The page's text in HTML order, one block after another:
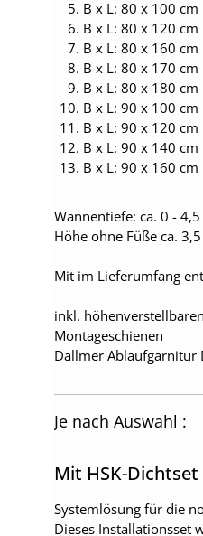
B x L: 80 x 100 cm
B x L: 80 x 120 cm
B x L: 80 x 160 cm
B x L: 80 x 170 cm
B x L: 80 x 180 cm
B x L: 90 x 100 cm
B x L: 90 x 120 cm
B x L: 90 x 140 cm
B x L: 90 x 160 cm
Wannentiefe: ca. 0 -
Höhe ohne Füße ca.
Mit im Lieferumfang
inkl.
Montageschienen
Dallmer Ablaufgarnitur
Je nach Auswahl :
Mit HSK-Dichtset
Systemlösung für die
Dieses Installationsset